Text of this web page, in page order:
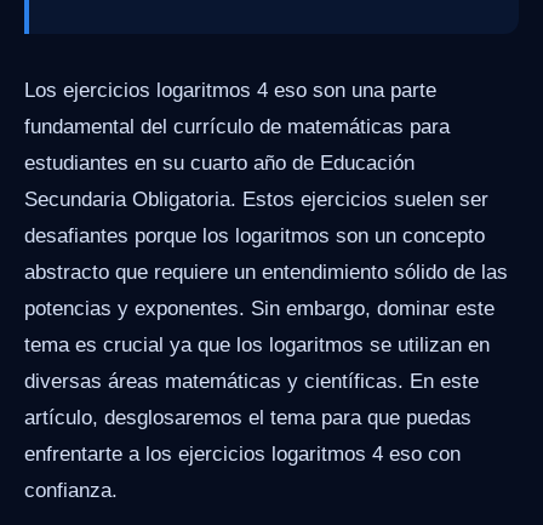
Los ejercicios logaritmos 4 eso son una parte
fundamental del currículo de matemáticas para
estudiantes en su cuarto año de Educación
Secundaria Obligatoria. Estos ejercicios suelen ser
desafiantes porque los logaritmos son un concepto
abstracto que requiere un entendimiento sólido de las
potencias y exponentes. Sin embargo, dominar este
tema es crucial ya que los logaritmos se utilizan en
diversas áreas matemáticas y científicas. En este
artículo, desglosaremos el tema para que puedas
enfrentarte a los ejercicios logaritmos 4 eso con
confianza.